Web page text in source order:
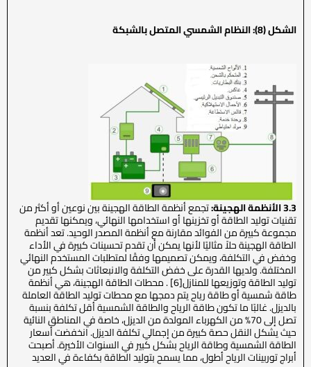
الشكل (8): النظام الشمسي المتصل بالشبكة
3.3 الأنظمة الهجينة: تجمع أنظمة الطاقة الهجينة بين نوعين أو أكثر من
تقنيات توليد الطاقة أو تخزينها أو استخدامها النهائي، ويمكنها تقديم
مجموعة كبيرة من الفوائد مقارنة مع أنظمة المصدر الوحيد. تعد أنظمة
الطاقة الهجينة حلاً مثاليًا لأنها يمكن أن تقدم تحسينات كبيرة في الأداء
وخفض في التكلفة، ويمكن تصميمها وفقًا لمتطلبات المستخدم النهائي
المختلفة. ولديها القدرة على خفض التكلفة والانبعاثات بشكل كبير من
توليد الطاقة وتوزيعها للمنازل[6] . محطات الطاقة الهجينة، هي أنظمة
طاقة شمسية أو طاقة رياح يتم دمجها مع محطات توليد الطاقة العاملة
بالديزل. غالبًا ما تكون طاقة الرياح والطاقة الشمسية أقل تكلفة بنسبة
تصل إلى 70% من الكهرباء المولدة من الديزل، خاصة في المناطق النائية
حيث يشكل النقل حصة كبيرة من إجمالي تكلفة الديزل. انخفضت أسعار
الطاقة الشمسية وطاقة الرياح بشكل كبير في السنوات الأخيرة. أصبحت
أبراج توربينات الرياح أطول، مما يسمح بتوليد الطاقة بكفاءة في العديد